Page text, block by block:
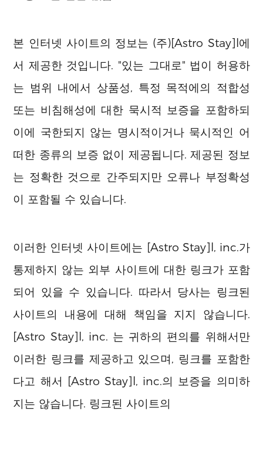
본 인터넷 사이트의 정보는 (주)[Astro Stay]l에
서 제공한 것입니다. "있는 그대로" 법이 허용하
는 범위 내에서 상품성, 특정 목적에의 적합성
또는 비침해성에 대한 묵시적 보증을 포함하되
이에 국한되지 않는 명시적이거나 묵시적인 어
떠한 종류의 보증 없이 제공됩니다. 제공된 정보
는 정확한 것으로 간주되지만 오류나 부정확성
이 포함될 수 있습니다.
이러한 인터넷 사이트에는 [Astro Stay]l, inc.가
통제하지 않는 외부 사이트에 대한 링크가 포함
되어 있을 수 있습니다. 따라서 당사는 링크된
사이트의 내용에 대해 책임을 지지 않습니다.
[Astro Stay]l, inc. 는 귀하의 편의를 위해서만
이러한 링크를 제공하고 있으며, 링크를 포함한
다고 해서 [Astro Stay]l, inc.의 보증을 의미하
지는 않습니다. 링크된 사이트의